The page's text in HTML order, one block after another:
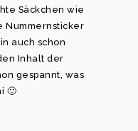
Säckchen wie
Nummernsticker
auch schon
Inhalt der
gespannt, was
🙂